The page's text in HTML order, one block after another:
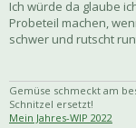
Ich würde da glaube
Probeteil machen,
schwer und rutscht
Gemüse schmeckt am
Schnitzel ersetzt!
Mein Jahres-WIP 2022